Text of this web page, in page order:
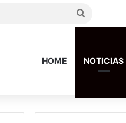
HOME NOTICIAS